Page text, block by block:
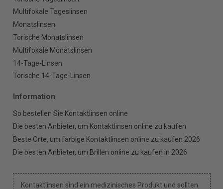
Multifokale Tageslinsen
Monatslinsen
Torische Monatslinsen
Multifokale Monatslinsen
14-Tage-Linsen
Torische 14-Tage-Linsen
Information
So bestellen Sie Kontaktlinsen online
Die besten Anbieter, um Kontaktlinsen online zu kaufen
Beste Orte, um farbige Kontaktlinsen online zu kaufen 2026
Die besten Anbieter, um Brillen online zu kaufen in 2026
Kontaktlinsen sind ein medizinisches Produkt und sollten